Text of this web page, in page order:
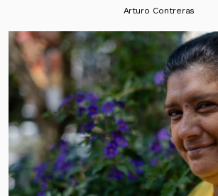
Arturo Contreras